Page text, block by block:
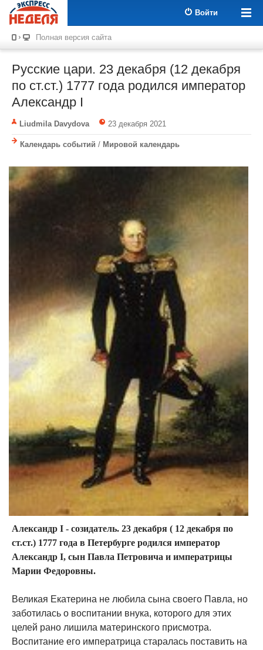
Войти
Полная версия сайта
Русские цари. 23 декабря (12 декабря
по ст.ст.) 1777 года родился император
Александр I
Liudmila Davydova 23 декабря 2021
Календарь событий / Мировой календарь
Александр I - созидатель. 23 декабря ( 12 декабря по
ст.ст.) 1777 года в Петербурге родился император
Александр I, сын Павла Петровича и императрицы
Марии Федоровны.
Великая Екатерина не любила сына своего Павла, но
заботилась о воспитании внука, которого для этих
целей рано лишила материнского присмотра.
Воспитание его императрица старалась поставить на